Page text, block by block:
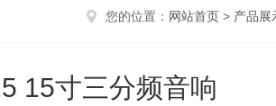
您的位置： 网站首页 > 产品展
15寸三分频音响